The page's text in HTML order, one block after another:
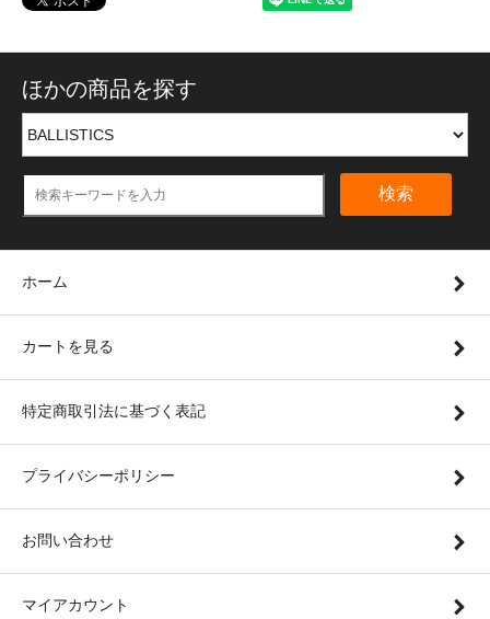
ほかの商品を探す
検索
ホーム
カートを見る
特定商取引法に基づく表記
プライバシーポリシー
お問い合わせ
マイアカウント